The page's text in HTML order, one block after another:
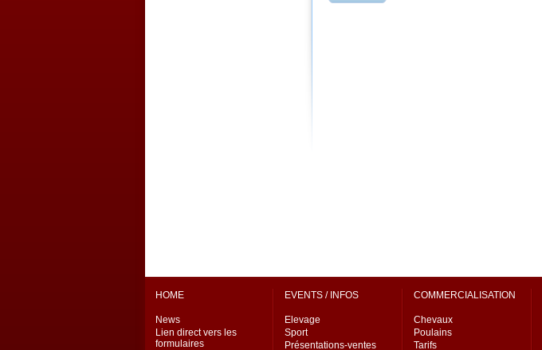
HOME
News
Lien direct vers les
formulaires
EVENTS / INFOS
Elevage
Sport
Présentations-ventes
COMMERCIALISATION
Chevaux
Poulains
Tarifs